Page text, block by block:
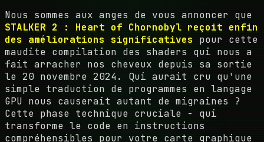
Nous sommes aux anges de vous annoncer que
STALKER 2 : Heart of Chornobyl reçoit enfin
des améliorations significatives pour cette
maudite compilation des shaders qui nous a
fait arracher nos cheveux depuis sa sortie
le 20 novembre 2024. Qui aurait cru qu'une
simple traduction de programmes en langage
GPU nous causerait autant de migraines ?
Cette phase technique cruciale - qui
transforme le code en instructions
compréhensibles pour votre carte graphique